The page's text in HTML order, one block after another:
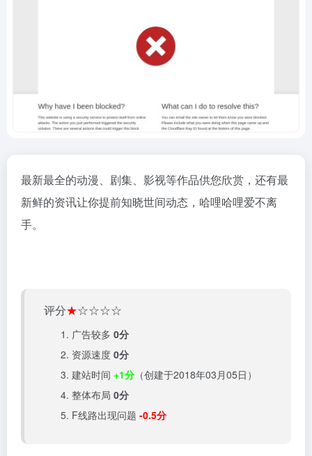
最新最全的动漫、剧集、影视等作品供您欣赏，还有最
新鲜的资讯让你提前知晓世间动态，哈哩哈哩爱不离
手。
评分★☆☆☆☆
广告较多 0分
资源速度 0分
建站时间 +1分 （创建于2018年03月05日）
整体布局 0分
F线路出现问题 -0.5分